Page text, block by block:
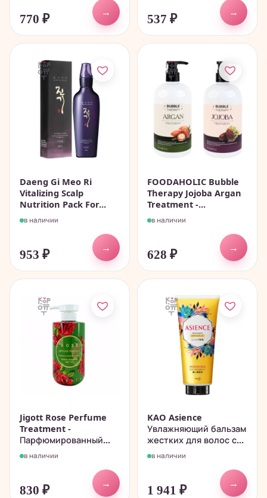
770 ₽
→
537 ₽
→
Daeng Gi Meo Ri
Vitalizing Scalp
Nutrition Pack For...
в наличии
953 ₽
→
FOODAHOLIC Bubble
Therapy Jojoba Argan
Treatment -...
в наличии
628 ₽
→
Jigott Rose Perfume
Treatment -
Парфюмированный...
в наличии
830 ₽
→
KAO Asience
Увлажняющий бальзам
жестких для волос с...
в наличии
1 941 ₽
→